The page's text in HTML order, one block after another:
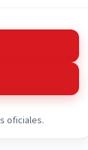
oficiales.